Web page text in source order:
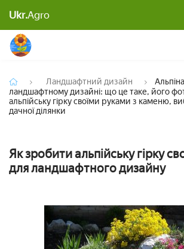
Ukr.Agroруками з каменю, вибір рослин для
ділянки
Ландшафтний дизайн
ландшафтному дизайні: що це таке, його
альпійську гірку своїми руками з каменю,
дачної ділянки
Як зробити альпійську гірку
для ландшафтного дизайну